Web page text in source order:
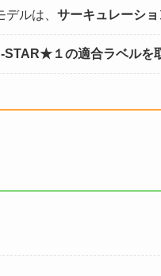
ルは、 サーキュレーシ
STAR★１の適合ラベルを